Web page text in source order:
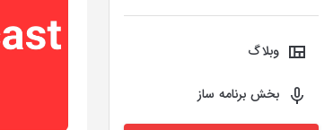
وبلاگ
بخش برنامه ساز